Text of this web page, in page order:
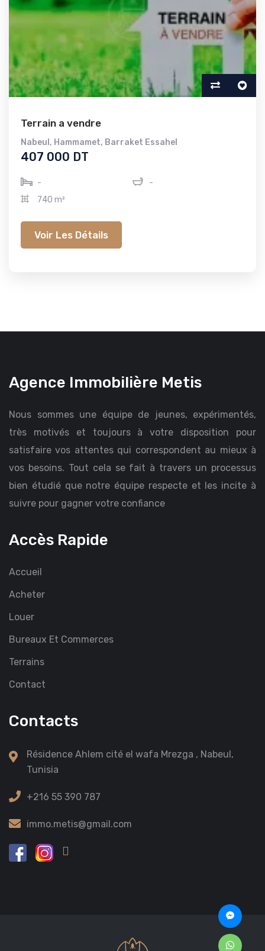
Terrain a vendre
Nabeul , Hammamet, Barraket Essahel
407 000 DT
-
-
740 m²
Voir Les Détails
Agence Immobilière Metis
Nous sommes une équipe de jeunes, expérimentés,
très motivés et toujours à votre disposition pour
satisfaire vos attentes qui correspondent au mieux à
vos besoins. Tout cela se fait à travers un processus
bien étudié que notre équipe respecte et les incite à
suivre pour gagner votre confiance
Accès Rapide
Accueil
Acheter
Louer
Bureaux Et Commerces
Terrains
Contact
Contacts
Résidence Ahlem cité el wafa Mrezga , Nabeul,
Tunisia
+216 55 390 787
immo.metis@gmail.com